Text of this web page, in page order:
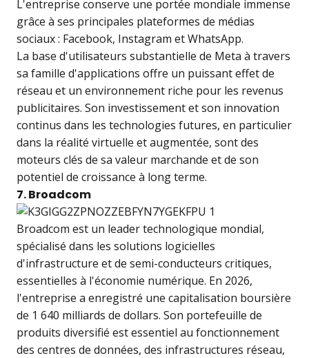
L'entreprise conserve une portée mondiale immense
grâce à ses principales plateformes de médias
sociaux : Facebook, Instagram et WhatsApp.
La base d'utilisateurs substantielle de Meta à travers
sa famille d'applications offre un puissant effet de
réseau et un environnement riche pour les revenus
publicitaires. Son investissement et son innovation
continus dans les technologies futures, en particulier
dans la réalité virtuelle et augmentée, sont des
moteurs clés de sa valeur marchande et de son
potentiel de croissance à long terme.
7. Broadcom
Broadcom est un leader technologique mondial,
spécialisé dans les solutions logicielles
d'infrastructure et de semi-conducteurs critiques,
essentielles à l'économie numérique. En 2026,
l'entreprise a enregistré une capitalisation boursière
de 1 640 milliards de dollars. Son portefeuille de
produits diversifié est essentiel au fonctionnement
des centres de données, des infrastructures réseau,